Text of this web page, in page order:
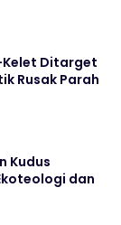
Ditarget
Rusak Parah
Kudus
dan